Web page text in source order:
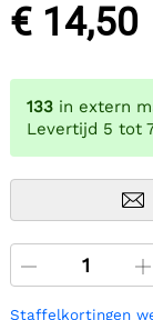
€ 14,50
133 in extern
Levertijd 5 tot
Staffelkortingen